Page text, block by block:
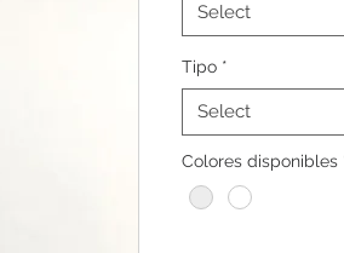
Select
Tipo *
Select
Colores disponibles